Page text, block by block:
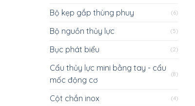
Bộ kẹp gắp thùng phuy (6)
Bộ nguồn thủy lực (5)
Bục phát biểu (2)
Cẩu thủy lực mini bằng tay - cẩu
mốc động cơ
(8)
Cột chắn inox (4)